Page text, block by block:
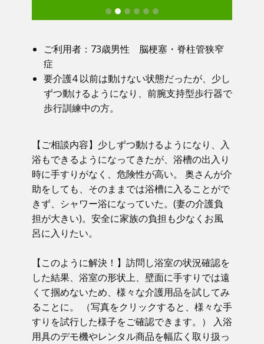
ご利用者：73歳男性 脳梗塞・脊柱管狭窄
症
要介護4 以前は動けない状態だったが、少し
ずつ動けるようになり、前腕支持型歩行器で
歩行訓練中の方。
【ご相談内容】少しずつ動けるようになり、入
浴もできるようになってきたが、浴槽の出入り
時に手すりがなく、危険性が高い。 奥さんが介
助をしても、そのままでは浴槽に入ることがで
きず、シャワー浴になっていた。(妻の介護負
担が大きい)。安全に家族の負担も少なくお風
呂に入りたい。
【このように解決！】訪問し浴室の状況確認を
した結果、浴室の形状上、壁面に手すりでは遠
くて掴めないため、様々な介護用品を試してみ
ることに。 （写真をクリックすると、様々な手
すりを試行した様子をご確認できます。） 入浴
用具のデモ機やレンタル商品を幅広く取り扱っ